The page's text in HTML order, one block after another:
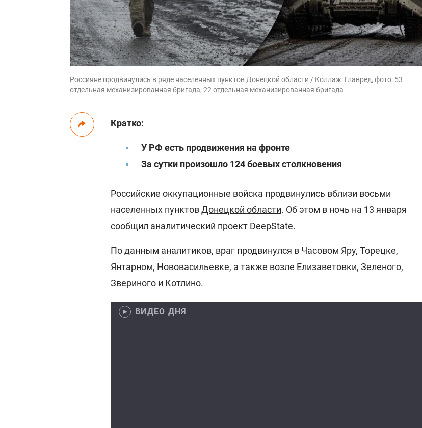
Россияне продвинулись в ряде населенных пунктов Донецкой области / Коллаж: Главред, фото: 53
отдельная механизированная бригада, 22 отдельная механизированная бригада
Кратко:
У РФ есть продвижения на фронте
За сутки произошло 124 боевых столкновения
Российские оккупационные войска продвинулись вблизи восьми
населенных пунктовДонецкой области. Об этом в ночь на 13 января
сообщил аналитический проект DeepState.
По данным аналитиков, враг продвинулся в Часовом Яру, Торецке,
Янтарном, Нововасильевке, а также возле Елизаветовки, Зеленого,
Звериного и Котлино.
ВИДЕО ДНЯ